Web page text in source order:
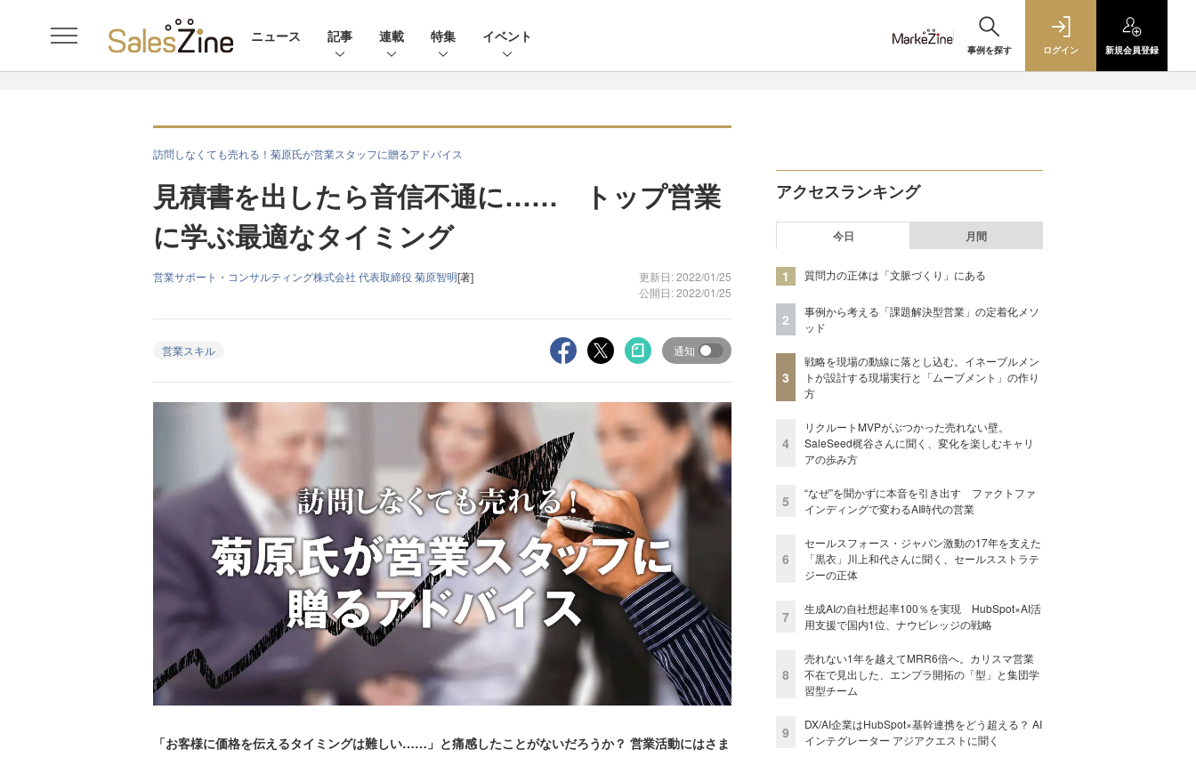
ニュース 記事 連載 特集 イベント
事例を探す ログイン 新規会員登録
訪問しなくても売れる！菊原氏が営業スタッフに贈るアドバイス
見積書を出したら音信不通に…… トップ営業
に学ぶ最適なタイミング
営業サポート・コンサルティング株式会社 代表取締役 菊原智明[著]
更新日: 2022/01/25
公開日: 2022/01/25
営業スキル 通知
「お客様に価格を伝えるタイミングは難しい……」と痛感したことがないだろうか？ 営業活動にはさま
アクセスランキング
今日 月間
1 質問力の正体は「文脈づくり」にある
2
事例から考える「課題解決型営業」の定着化メソ
ッド
3
戦略を現場の動線に落とし込む。イネーブルメン
トが設計する現場実行と「ムーブメント」の作り
方
4
リクルートMVPがぶつかった売れない壁。
SaleSeed梶谷さんに聞く、変化を楽しむキャリ
アの歩み方
5
“なぜ”を聞かずに本音を引き出す ファクトファ
インディングで変わるAI時代の営業
6
セールスフォース・ジャパン激動の17年を支えた
「黒衣」川上和代さんに聞く、セールスストラテ
ジーの正体
7
生成AIの自社想起率100％を実現 HubSpot×AI活
用支援で国内1位、ナウビレッジの戦略
8
売れない1年を越えてMRR6倍へ。カリスマ営業
不在で見出した、エンプラ開拓の「型」と集団学
習型チーム
9
DX/AI企業はHubSpot×基幹連携をどう超える？ AI
インテグレーター アジアクエストに聞く